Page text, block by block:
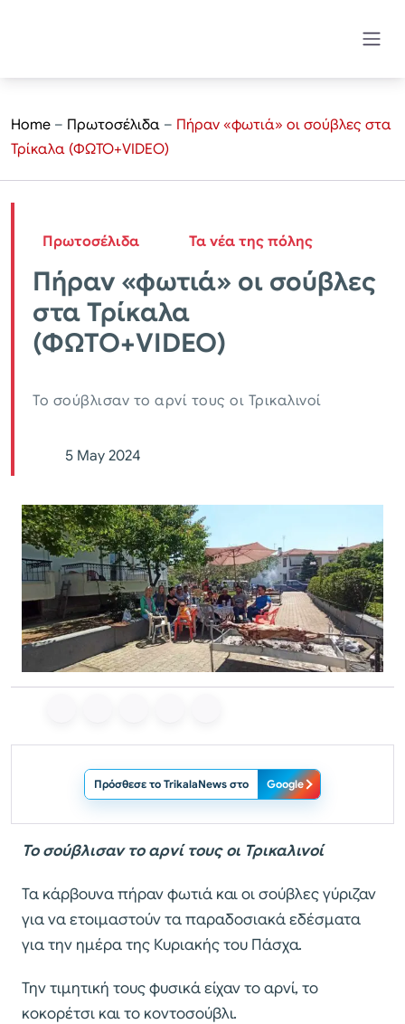
Home – Πρωτοσέλιδα – Πήραν «φωτιά» οι σούβλες στα
Τρίκαλα (ΦΩΤΟ+VIDEO)
Πρωτοσέλιδα Τα νέα της πόλης
Πήραν «φωτιά» οι σούβλες
στα Τρίκαλα
(ΦΩΤΟ+VIDEO)
Το σούβλισαν το αρνί τους οι Τρικαλινοί
5 May 2024
Πρόσθεσε το TrikalaNews στο Google
Το σούβλισαν το αρνί τους οι Τρικαλινοί
Τα κάρβουνα πήραν φωτιά και οι σούβλες γύριζαν
για να ετοιμαστούν τα παραδοσιακά εδέσματα
για την ημέρα της Κυριακής του Πάσχα.
Την τιμητική τους φυσικά είχαν το αρνί, το
κοκορέτσι και το κοντοσούβλι.